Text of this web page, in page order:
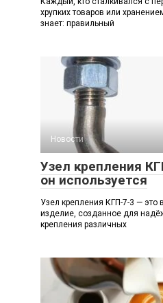
хрупких товаров или
знает: правильный
Новости
Узел крепления
он используется
Узел крепления КГП-7-3 — это
изделие, созданное для
крепления различных